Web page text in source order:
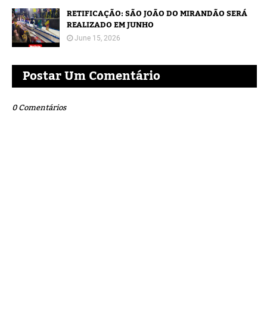
RETIFICAÇÃO: SÃO JOÃO DO MIRANDÃO SERÁ
REALIZADO EM JUNHO
June 15, 2026
Postar Um Comentário
0 Comentários